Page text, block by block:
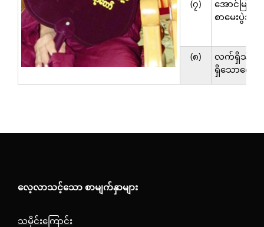
(၇)
အောင်မြင်ထ
စာမေးပွဲအ
(၈)
လက်ရှိသီတင်
ရှိသောကျေ
လေ့လာသင့်သော စာမျက်နှာများ
သမိုင်းကြောင်း